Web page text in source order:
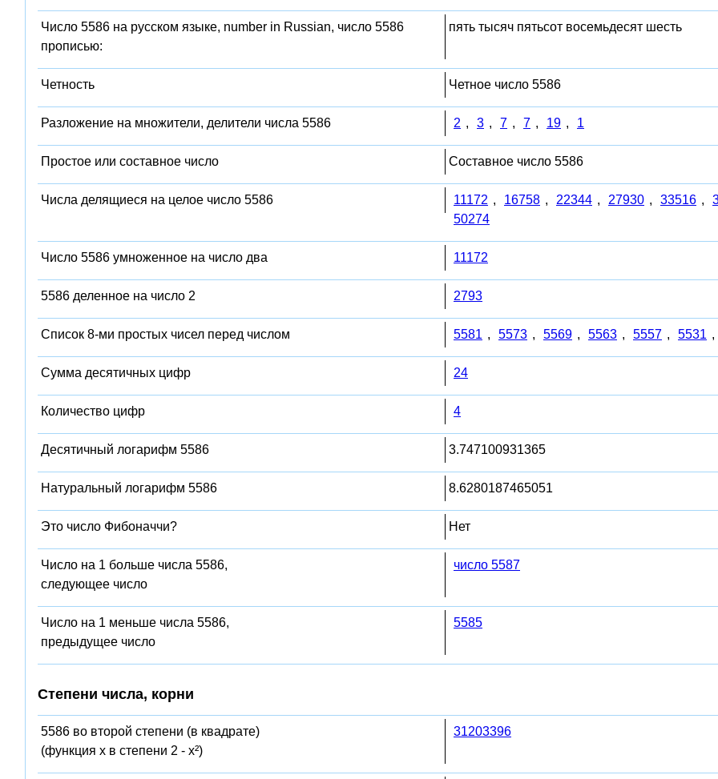
Число 5586 на русском языке, number in Russian, число 5586
прописью:
пять тысяч пятьсот восемьдесят шесть
Четность Четное число 5586
Разложение на множители, делители числа 5586 2 , 3 , 7 , 7 , 19 , 1
Простое или составное число Составное число 5586
Числа делящиеся на целое число 5586 11172 , 16758 , 22344 , 27930 , 33516 ,
50274
Число 5586 умноженное на число два 11172
5586 деленное на число 2 2793
Список 8-ми простых чисел перед числом 5581 , 5573 , 5569 , 5563 , 5557 , 5531 ,
Сумма десятичных цифр 24
Количество цифр 4
Десятичный логарифм 5586 3.747100931365
Натуральный логарифм 5586 8.6280187465051
Это число Фибоначчи? Нет
Число на 1 больше числа 5586,
следующее число
число 5587
Число на 1 меньше числа 5586,
предыдущее число
5585
Степени числа, корни
5586 во второй степени (в квадрате)
(функция x в степени 2 - x²)
31203396